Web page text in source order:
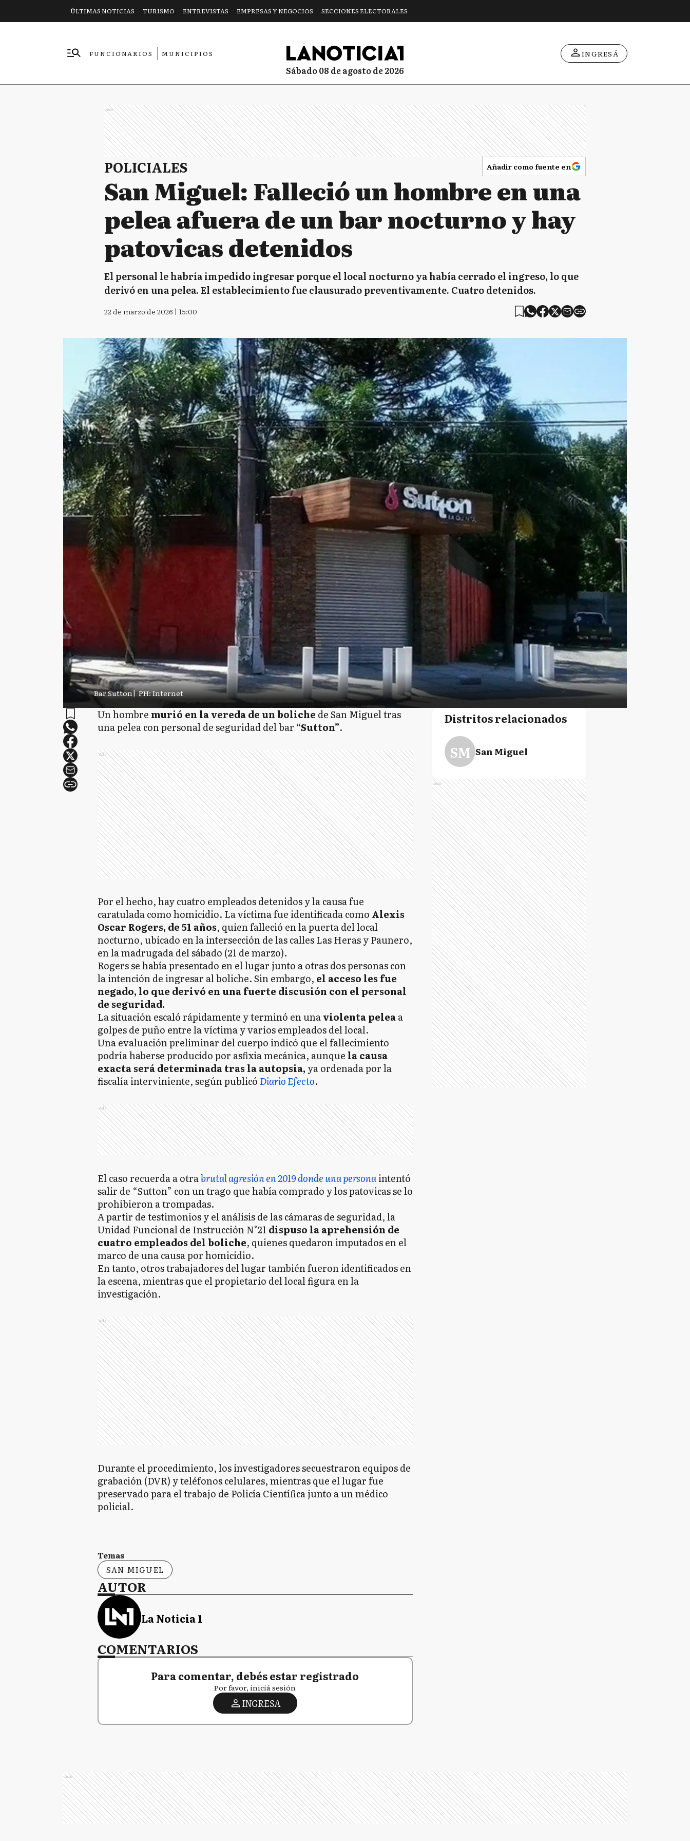
ÚLTIMAS NOTICIAS TURISMO ENTREVISTAS EMPRESAS Y NEGOCIOS SECCIONES ELECTORALES
FUNCIONARIOS
MUNICIPIOS
sábado 08 de agosto de 2026
INGRESÁ
Ads
POLICIALES Añadir como fuente en
San Miguel: Falleció un hombre en una
pelea afuera de un bar nocturno y hay
patovicas detenidos
El personal le habría impedido ingresar porque el local nocturno ya había cerrado el ingreso, lo que
derivó en una pelea. El establecimiento fue clausurado preventivamente. Cuatro detenidos.
22 de marzo de 2026 | 15:00
Bar Sutton| PH: Internet
Un hombre murió en la vereda de un boliche de San Miguel tras
una pelea con personal de seguridad del bar “Sutton”.
Ads
Por el hecho, hay cuatro empleados detenidos y la causa fue
caratulada como homicidio. La víctima fue identificada como Alexis
Oscar Rogers, de 51 años, quien falleció en la puerta del local
nocturno, ubicado en la intersección de las calles Las Heras y Paunero,
en la madrugada del sábado (21 de marzo).
Rogers se había presentado en el lugar junto a otras dos personas con
la intención de ingresar al boliche. Sin embargo, el acceso les fue
negado, lo que derivó en una fuerte discusión con el personal
de seguridad.
La situación escaló rápidamente y terminó en unaviolenta peleaa
golpes de puño entre la víctima y varios empleados del local.
Una evaluación preliminar del cuerpo indicó que el fallecimiento
podría haberse producido por asfixia mecánica, aunque la causa
exacta será determinada tras la autopsia, ya ordenada por la
fiscalía interviniente, según publicó Diario Efecto.
Ads
El caso recuerda a otrabrutal agresión en 2019 donde una personaintentó
salir de “Sutton” con un trago que había comprado y los patovicas se lo
prohibieron a trompadas.
A partir de testimonios y el análisis de las cámaras de seguridad, la
Unidad Funcional de Instrucción N°21 dispuso la aprehensión de
cuatro empleados del boliche, quienes quedaron imputados en el
marco de una causa por homicidio.
En tanto, otros trabajadores del lugar también fueron identificados en
la escena, mientras que el propietario del local figura en la
investigación.
Ads
Durante el procedimiento, los investigadores secuestraron equipos de
grabación (DVR) y teléfonos celulares, mientras que el lugar fue
preservado para el trabajo de Policía Científica junto a un médico
policial.
Temas
SAN MIGUEL
AUTOR
La Noticia 1
COMENTARIOS
Para comentar, debés estar registrado
Por favor, iniciá sesión
INGRESA
Distritos relacionados
SM San Miguel
Ads
Ads